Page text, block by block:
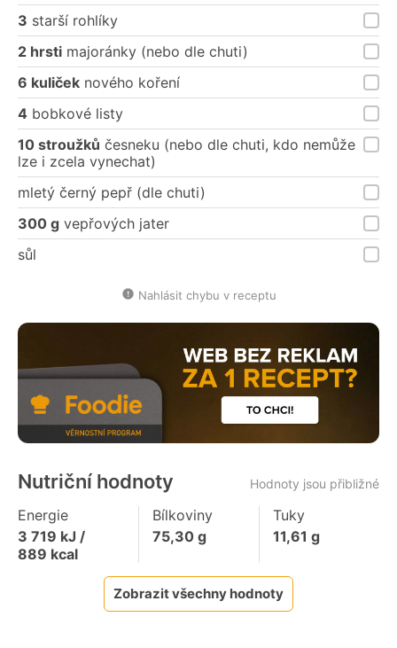
3 starší rohlíky
2 hrsti majoránky (nebo dle chuti)
6 kuliček nového koření
4 bobkové listy
10 stroužků česneku (nebo dle chuti, kdo nemůže
lze i zcela vynechat)
mletý černý pepř (dle chuti)
300 g vepřových jater
sůl
Nahlásit chybu v receptu
Nutriční hodnoty Hodnoty jsou přibližné
Energie
3 719 kJ /
889 kcal
Bílkoviny
75,30g
Tuky
11,61 g
Zobrazit všechny hodnoty